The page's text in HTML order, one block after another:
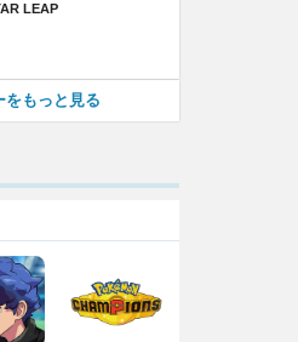
LEAP
をもっと見る